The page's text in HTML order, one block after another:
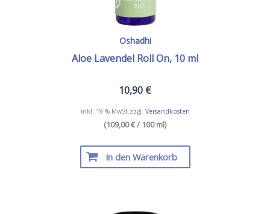
Oshadhi
Aloe Lavendel Roll On, 10 ml
10,90 €
inkl. 19 % MwSt. zzgl. Versandkosten
(109,00 € / 100 ml)
In den Warenkorb